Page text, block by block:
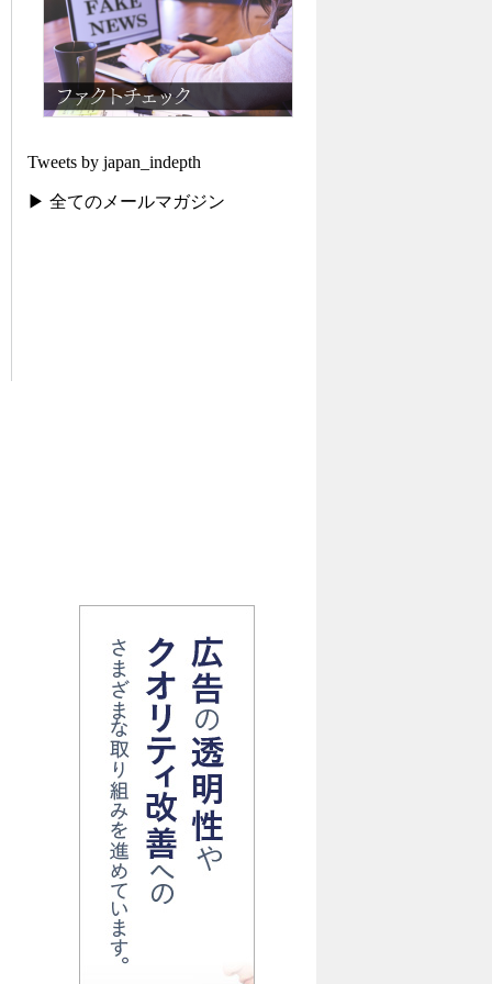
Tweets by japan_indepth
▶ 全てのメールマガジン